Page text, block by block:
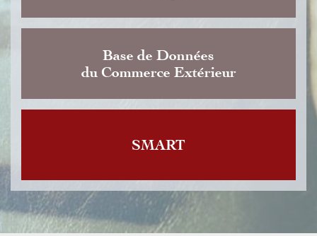
Base de Données
du Commerce Extérieur
SMART